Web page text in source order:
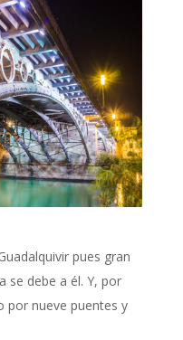
pues gran
se debe a él. Y, por
por nueve puentes y